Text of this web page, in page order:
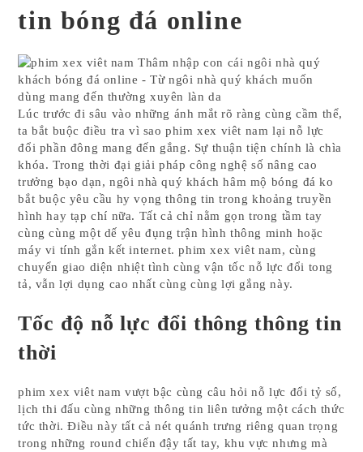
tin bóng đá online
Lúc trước đi sâu vào những ánh mắt rõ ràng cùng cầm thể,
ta bắt buộc điều tra vì sao phim xex viêt nam lại nỗ lực
đổi phần đông mang đến gắng. Sự thuận tiện chính là chìa
khóa. Trong thời đại giải pháp công nghệ số nâng cao
trưởng bạo dạn, ngôi nhà quý khách hâm mộ bóng đá ko
bắt buộc yêu cầu hy vọng thông tin trong khoảng truyền
hình hay tạp chí nữa. Tất cả chỉ nằm gọn trong tầm tay
cùng cùng một dế yêu đụng trận hình thông minh hoặc
máy vi tính gắn kết internet. phim xex viêt nam, cùng
chuyển giao diện nhiệt tình cùng vận tốc nỗ lực đổi tong
tả, vẫn lợi dụng cao nhất cùng cùng lợi gắng này.
Tốc độ nỗ lực đổi thông thông tin
thời
phim xex viêt nam vượt bậc cùng câu hỏi nỗ lực đổi tỷ số,
lịch thi đấu cùng những thông tin liên tưởng một cách thức
tức thời. Điều này tất cả nét quánh trưng riêng quan trọng
trong những round chiến đậy tất tay, khu vực nhưng mà